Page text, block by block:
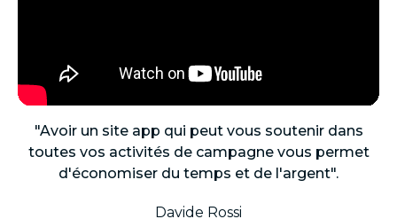
"Avoir un site app qui peut vous soutenir dans
toutes vos activités de campagne vous permet
d'économiser du temps et de l'argent".
Davide Rossi